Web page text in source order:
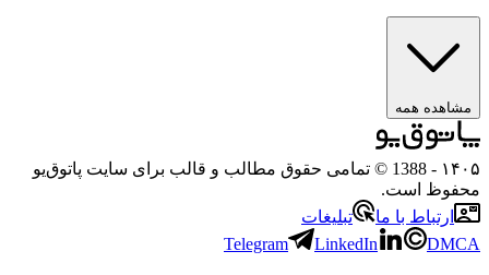
مشاهده همه
۱۴۰۵
- 1388 © تمامی حقوق مطالب و قالب برای سایت پاتوق‌یو
محفوظ است.
ارتباط با ما
تبلیغات
Telegram
LinkedIn DMCA